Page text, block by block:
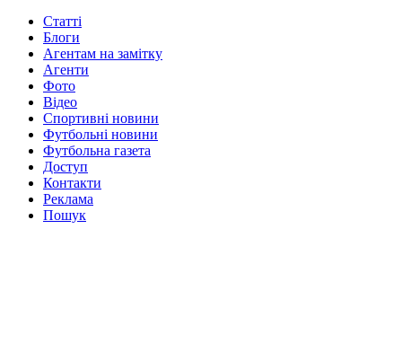
Статті
Блоги
Агентам на замітку
Агенти
Фото
Відео
Спортивні новини
Футбольні новини
Футбольна газета
Доступ
Контакти
Реклама
Пошук